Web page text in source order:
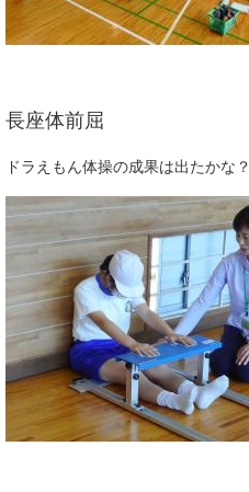
長座体前屈
ドラえもん体操の成果は出たかな？